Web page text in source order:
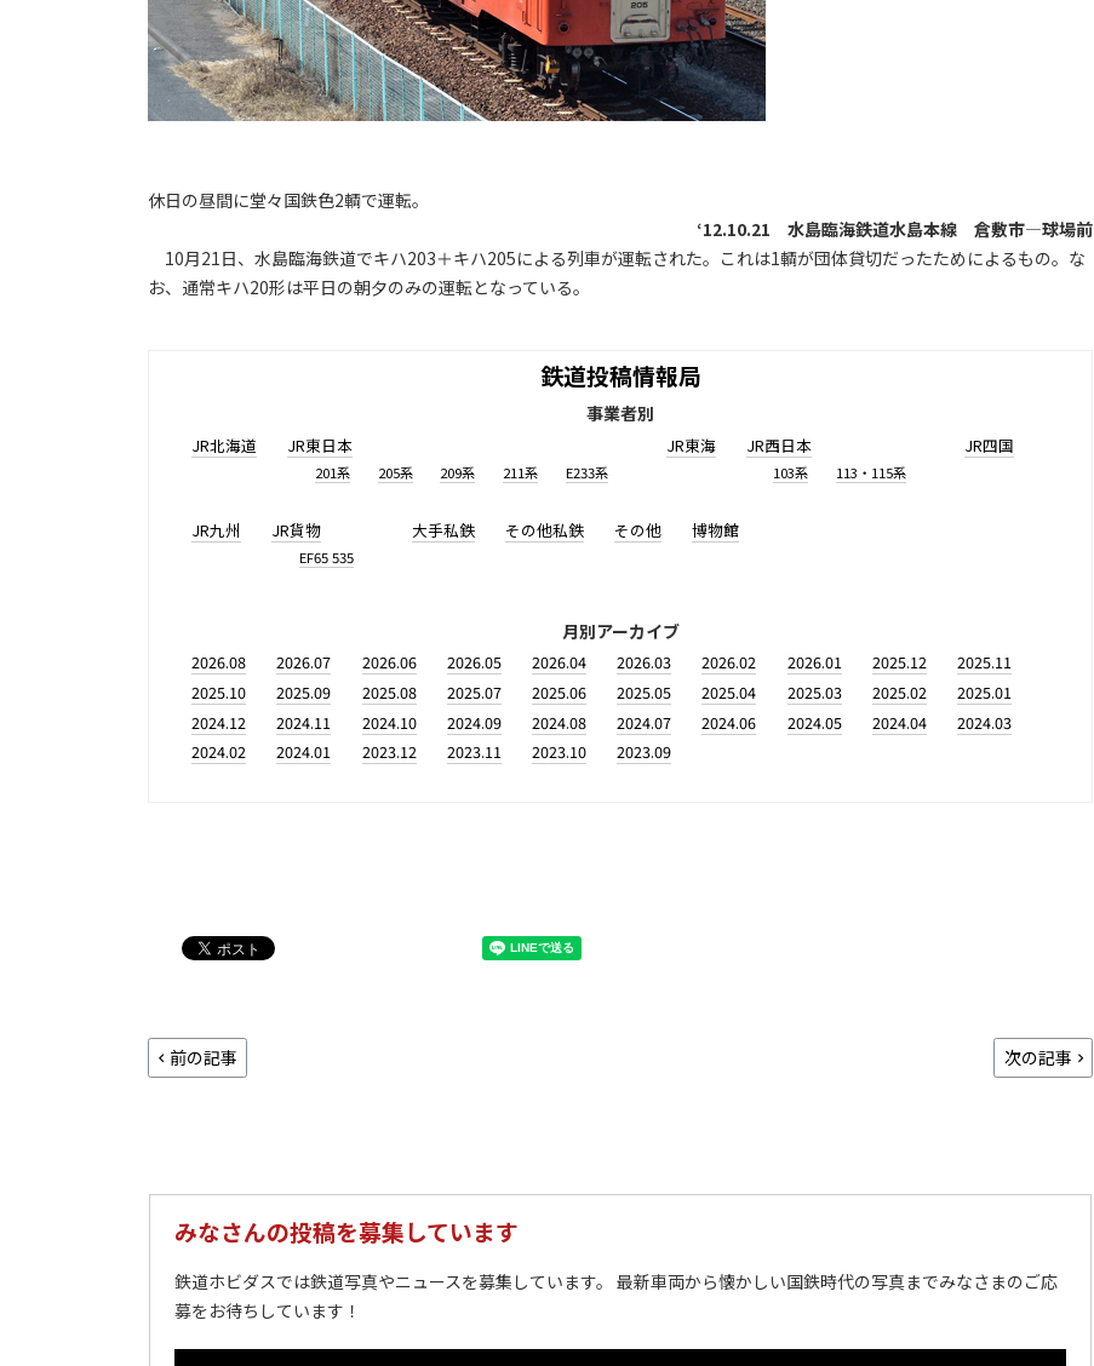
休日の昼間に堂々国鉄色2輌で運転。
‘12.10.21 水島臨海鉄道水島本線 倉敷市―球場前
10月21日、水島臨海鉄道でキハ203＋キハ205による列車が運転された。これは1輌が団体貸切だったためによるもの。な
お、通常キハ20形は平日の朝夕のみの運転となっている。
鉄道投稿情報局
事業者別
JR北海道 JR東日本
201系 205系 209系 211系 E233系
JR東海 JR西日本
103系 113・115系
JR四国
JR九州 JR貨物
EF65 535
大手私鉄 その他私鉄 その他 博物館
月別アーカイブ
2026.08 2026.07 2026.06 2026.05 2026.04 2026.03 2026.02 2026.01 2025.12
2025.11
2025.10
2025.09 2025.08 2025.07 2025.06 2025.05 2025.04 2025.03 2025.02
2025.01
2024.12
2024.11 2024.10 2024.09 2024.08 2024.07 2024.06 2024.05 2024.04
2024.03
2024.02
2024.01 2023.12 2023.11 2023.10 2023.09
前の記事 次の記事
みなさんの投稿を募集しています
鉄道ホビダスでは鉄道写真やニュースを募集しています。 最新車両から懐かしい国鉄時代の写真までみなさまのご応
募をお待ちしています！